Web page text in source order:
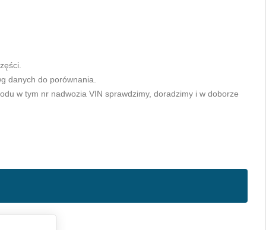
danych do porównania.
w tym nr nadwozia VIN sprawdzimy, doradzimy i w doborze